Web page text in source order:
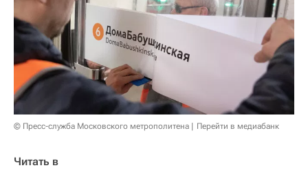
© Пресс-служба Московского метрополитена Перейти в медиабанк
Читать в